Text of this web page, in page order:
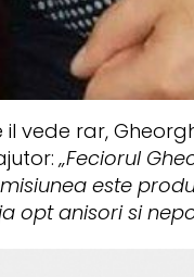
vede rar,
„Feciorul
este
opt anisori si